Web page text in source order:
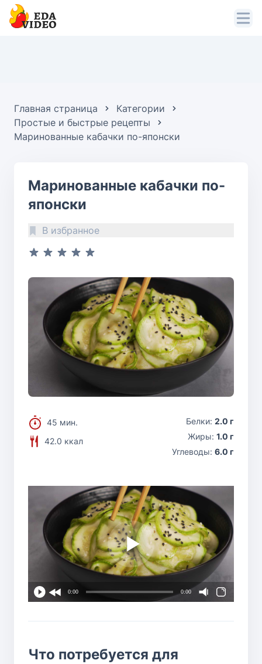
Главная страница
Категории
Простые и быстрые рецепты
Маринованные кабачки по-японски
Маринованные кабачки по-
японски
В избранное
45 мин.
42.0 ккал
Белки: 2.0 г
Жиры: 1.0 г
Углеводы: 6.0 г
0:00 0:00
Что потребуется для